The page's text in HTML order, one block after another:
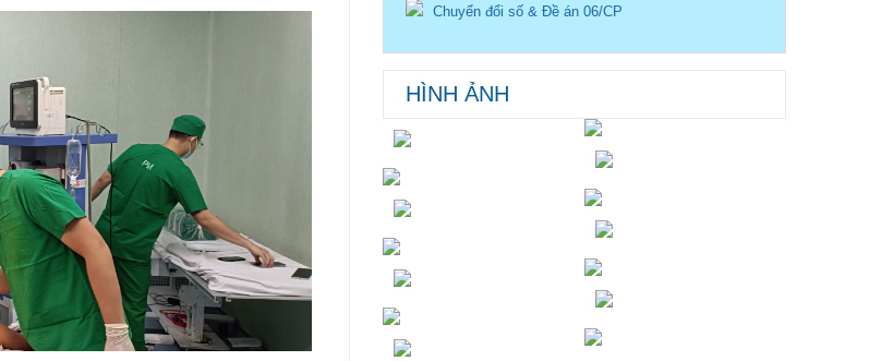
Chuyển đổi số & Đề án 06/CP
HÌNH ẢNH